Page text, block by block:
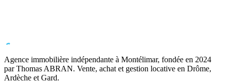
Agence immobilière indépendante à Montélimar, fondée en 2024
par Thomas ABRAN. Vente, achat et gestion locative en Drôme,
Ardèche et Gard.